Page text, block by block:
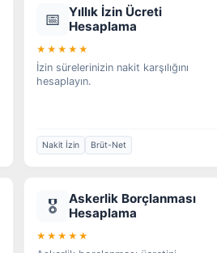
📅
Yıllık İzin Ücreti
Hesaplama
★★★★★
İzin sürelerinizin nakit karşılığını
hesaplayın.
Nakit İzin Brüt-Net
🎖️
Askerlik Borçlanması
Hesaplama
★★★★★